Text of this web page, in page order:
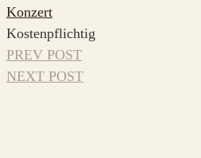
Konzert
Kostenpflichtig
PREV POST
NEXT POST